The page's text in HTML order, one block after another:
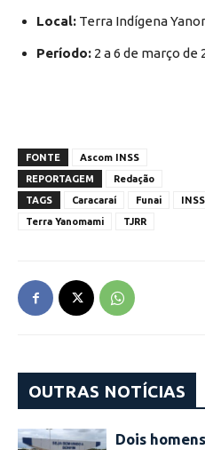
Local: Terra Indígena
Período: 2 a 6 de março de
FONTE
Ascom INSS
REPORTAGEM
Redação
TAGS
Caracaraí Funai INSS
Terra Yanomami
TJRR
OUTRAS NOTÍCIAS
Dois